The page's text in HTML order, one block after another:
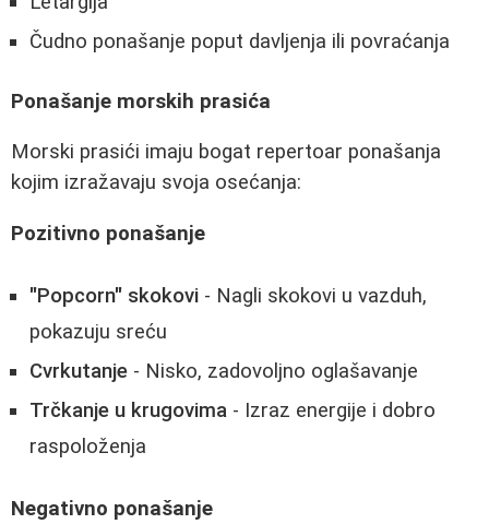
Čudno ponašanje poput davljenja ili povraćanja
Ponašanje morskih prasića
Morski prasići imaju bogat repertoar ponašanja
kojim izražavaju svoja osećanja:
Pozitivno ponašanje
"Popcorn" skokovi - Nagli skokovi u vazduh,
pokazuju sreću
Cvrkutanje - Nisko, zadovoljno oglašavanje
Trčkanje u krugovima - Izraz energije i dobro
raspoloženja
Negativno ponašanje